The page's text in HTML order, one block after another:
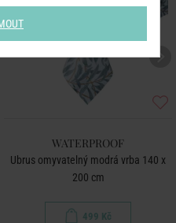
WATERPROOF
Ubrus omyvatelný modrá vrba 140 x
200 cm
499 Kč